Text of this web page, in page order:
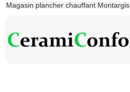
Magasin plancher chauffant Montargis